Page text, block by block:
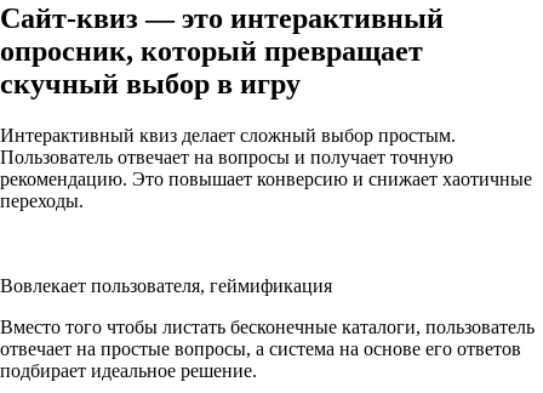
Сайт-квиз — это интерактивный
опросник, который превращает
скучный выбор в игру
Интерактивный квиз делает сложный выбор простым.
Пользователь отвечает на вопросы и получает точную
рекомендацию. Это повышает конверсию и снижает хаотичные
переходы.
Вовлекает пользователя, геймификация
Вместо того чтобы листать бесконечные каталоги, пользователь
отвечает на простые вопросы, а система на основе его ответов
подбирает идеальное решение.